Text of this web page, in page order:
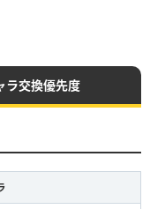
ラ交換優先度